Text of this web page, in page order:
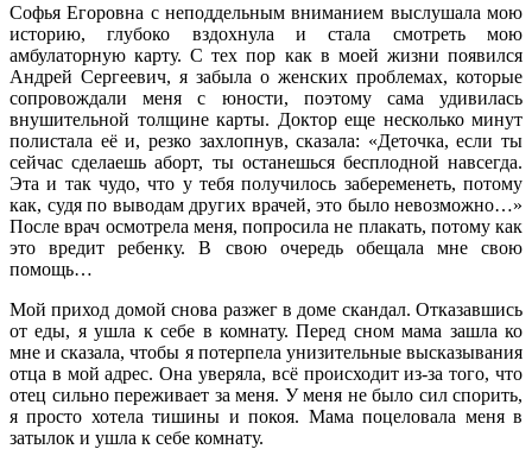
Софья Егоровна с неподдельным вниманием выслушала мою
историю, глубоко вздохнула и стала смотреть мою
амбулаторную карту. С тех пор как в моей жизни появился
Андрей Сергеевич, я забыла о женских проблемах, которые
сопровождали меня с юности, поэтому сама удивилась
внушительной толщине карты. Доктор еще несколько минут
полистала её и, резко захлопнув, сказала: «Деточка, если ты
сейчас сделаешь аборт, ты останешься бесплодной навсегда.
Эта и так чудо, что у тебя получилось забеременеть, потому
как, судя по выводам других врачей, это было невозможно…»
После врач осмотрела меня, попросила не плакать, потому как
это вредит ребенку. В свою очередь обещала мне свою
помощь…
Мой приход домой снова разжег в доме скандал. Отказавшись
от еды, я ушла к себе в комнату. Перед сном мама зашла ко
мне и сказала, чтобы я потерпела унизительные высказывания
отца в мой адрес. Она уверяла, всё происходит из-за того, что
отец сильно переживает за меня. У меня не было сил спорить,
я просто хотела тишины и покоя. Мама поцеловала меня в
затылок и ушла к себе комнату.